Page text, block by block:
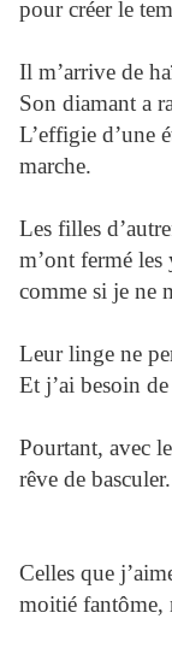
pour créer le
Il m’arrive de
Son diamant a
L’effigie d’une
marche.
Les filles
m’ont fermé les
comme si je ne
Leur linge ne
Et j’ai besoin
Pourtant, avec
rêve de basculer.
Celles que
moitié